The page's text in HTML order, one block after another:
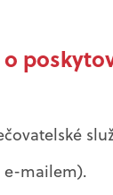
e-mailem).